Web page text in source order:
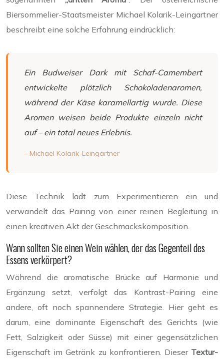
Biersommelier-Staatsmeister Michael Kolarik-Leingartner
beschreibt eine solche Erfahrung eindrücklich:
Ein Budweiser Dark mit Schaf-Camembert
entwickelte plötzlich Schokoladenaromen,
während der Käse karamellartig wurde. Diese
Aromen weisen beide Produkte einzeln nicht
auf – ein total neues Erlebnis.
– Michael Kolarik-Leingartner
Diese Technik lädt zum Experimentieren ein und
verwandelt das Pairing von einer reinen Begleitung in
einen kreativen Akt der Geschmackskomposition.
Wann sollten Sie einen Wein wählen, der das Gegenteil des
Essens verkörpert?
Während die aromatische Brücke auf Harmonie und
Ergänzung setzt, verfolgt das Kontrast-Pairing eine
andere, oft noch spannendere Strategie. Hier geht es
darum, eine dominante Eigenschaft des Gerichts (wie
Fett, Salzigkeit oder Süsse) mit einer gegensätzlichen
Eigenschaft im Getränk zu konfrontieren. Dieser Textur-